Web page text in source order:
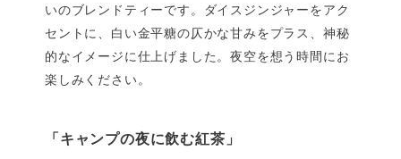
いのブレンドティーです。ダイスジンジャーをアク
セントに、白い金平糖の仄かな甘みをプラス、神秘
的なイメージに仕上げました。夜空を想う時間にお
楽しみください。
「キャンプの夜に飲む紅茶」